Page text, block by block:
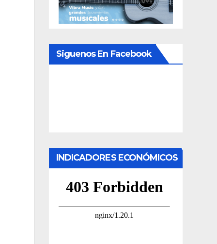
Siguenos En Facebook
INDICADORES ECONÓMICOS